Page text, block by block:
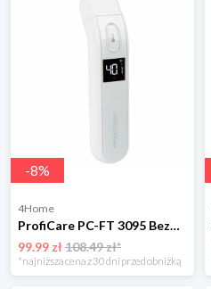
-8%
4Home
ProfiCare PC-FT 3095 Bezdotykowy termometr na podczerwień
99.99 zł108.49 zł*
*najniższa cena z 30 dni przed obniżką